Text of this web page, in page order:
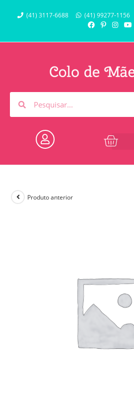
(41) 3117-6688 (41) 99277-1156
Produto anterior